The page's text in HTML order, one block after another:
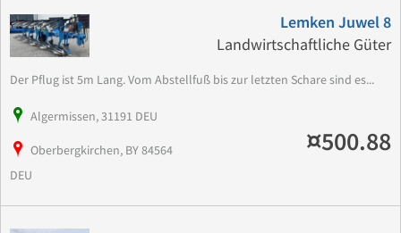
Lemken Juwel 8
Landwirtschaftliche Güter
Der Pflug ist 5m Lang. Vom Abstellfuß bis zur letzten Schare sind es...
Algermissen, 31191 DEU
Oberbergkirchen, BY 84564
DEU
¤500.88